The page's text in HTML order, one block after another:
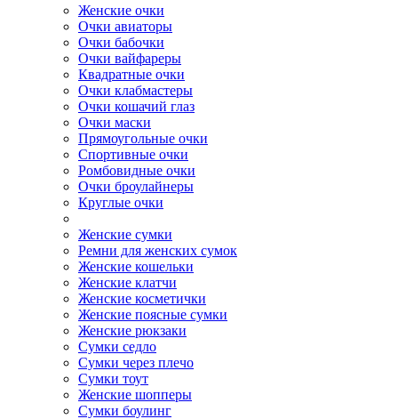
Женские очки
Очки авиаторы
Очки бабочки
Очки вайфареры
Квадратные очки
Очки клабмастеры
Очки кошачий глаз
Очки маски
Прямоугольные очки
Спортивные очки
Ромбовидные очки
Очки броулайнеры
Круглые очки
Женские сумки
Ремни для женских сумок
Женские кошельки
Женские клатчи
Женские косметички
Женские поясные сумки
Женские рюкзаки
Сумки седло
Сумки через плечо
Сумки тоут
Женские шопперы
Сумки боулинг